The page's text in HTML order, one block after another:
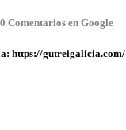
Comentarios en Google
https://gutreigalicia.com/